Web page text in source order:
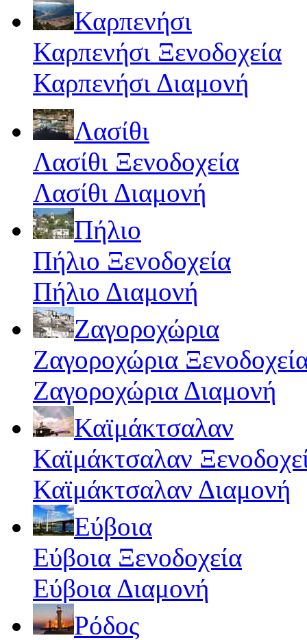
Καρπενήσι
Καρπενήσι Ξενοδοχεία
Καρπενήσι Διαμονή
Λασίθι
Λασίθι Ξενοδοχεία
Λασίθι Διαμονή
Πήλιο
Πήλιο Ξενοδοχεία
Πήλιο Διαμονή
Ζαγοροχώρια
Ζαγοροχώρια
Ζαγοροχώρια Διαμονή
Καϊμάκτσαλαν
Καϊμάκτσαλαν
Καϊμάκτσαλαν Διαμονή
Εύβοια
Εύβοια Ξενοδοχεία
Εύβοια Διαμονή
Ρόδος